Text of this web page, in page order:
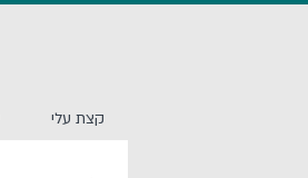
קצת עלי